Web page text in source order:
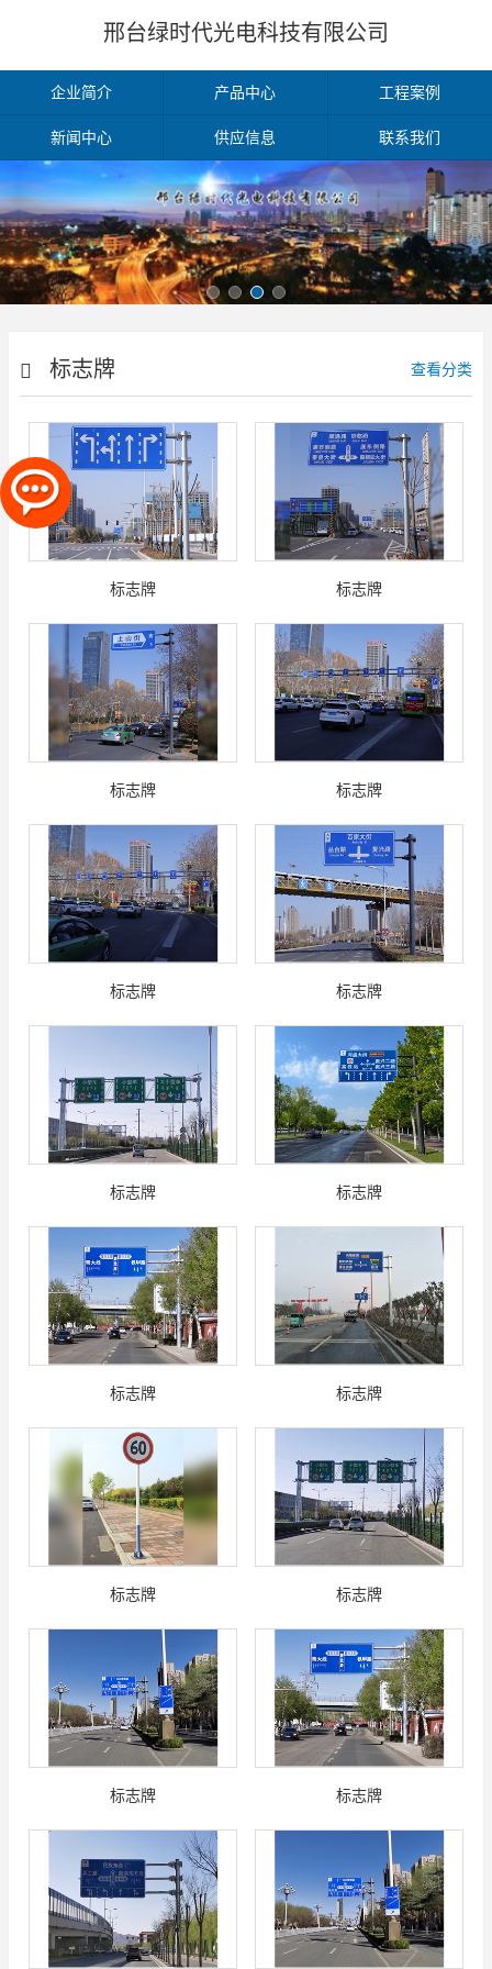
邢台绿时代光电科技有限公司
企业简介 产品中心 工程案例
新闻中心 供应信息 联系我们
标志牌 查看分类
标志牌 标志牌
标志牌 标志牌
标志牌 标志牌
标志牌 标志牌
标志牌 标志牌
标志牌 标志牌
标志牌 标志牌